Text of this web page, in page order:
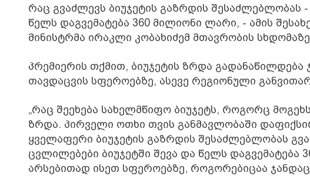
რაც გვაძლევს ბიუჯეტის გაზრდის შესაძლებლობას
წელს დაგვემატება 360 მილიონი ლარი, - ამის
მინისტრმა ირაკლი კობახიძემ მთავრობის
პრემიერის თქმით, ბიუჯეტის ზრდა
თავდაცვის სფეროებზე, ასევე რეგიონული
„რაც შეეხება სახელმწიფო ბიუჯეტს, როგორც
ზრდა. პირველი ოთხი თვის განმავლობაში
ყველაფერი ბიუჯეტის გაზრდის შესაძლებლობას
ცვლილებები ბიუჯეტში შევა და წელს
არსებითად ისეთ სფეროებზე, როგორებიცაა